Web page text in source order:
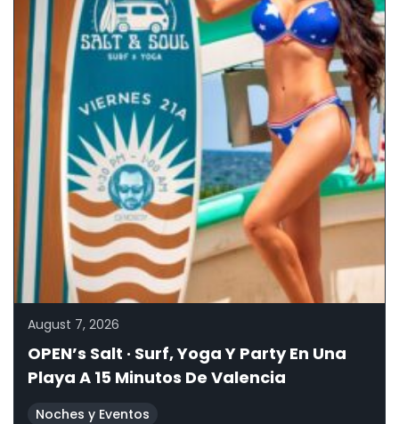
August 7, 2026
OPEN’s Salt · Surf, Yoga Y Party En Una
Playa A 15 Minutos De Valencia
Noches y Eventos